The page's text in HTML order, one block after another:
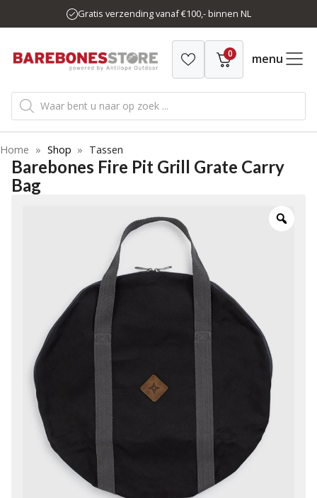
naar
inhoud
Gratis verzending vanaf €100,- binnen NL
0 menu
Producten
zoeken
Home » Shop » Tassen
Barebones Fire Pit Grill Grate Carry
Bag